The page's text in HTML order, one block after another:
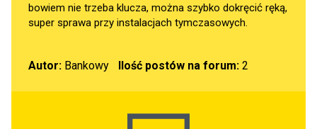
bowiem nie trzeba klucza, można szybko dokręcić ręką,
super sprawa przy instalacjach tymczasowych.
Autor: Bankowy Ilość postów na forum:2